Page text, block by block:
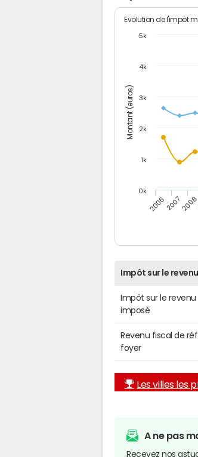
Montant (euros)
Evolution de l'impôt
200620072008
0k
1k
2k
3k
4k
5k
Impôt sur le
Impôt sur le
imposé
Revenu fiscal de
foyer
Les villes les
A ne pas
Recevez nos